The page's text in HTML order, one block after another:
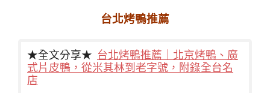
台北烤鴨推薦
★全文分享★ 台北烤鴨推薦｜北京烤鴨、廣
式片皮鴨，從米其林到老字號，附錄全台名
店